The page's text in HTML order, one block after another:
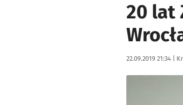
20 lat
Data publikacji:
22.09.2019 21:34 |